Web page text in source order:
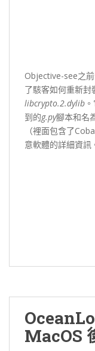
Objective-see之前
了駭客如何重新
libcrypto.2.dylib
到的g.py腳本和名
（裡面包含了
意軟體的詳細資訊
MacOS